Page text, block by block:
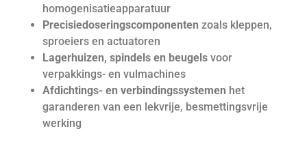
homogenisatieapparatuur
Precisiedoseringscomponenten zoals kleppen,
sproeiers en actuatoren
Lagerhuizen, spindels en beugels voor
verpakkings- en vulmachines
Afdichtings- en verbindingssystemen het
garanderen van een lekvrije, besmettingsvrije
werking